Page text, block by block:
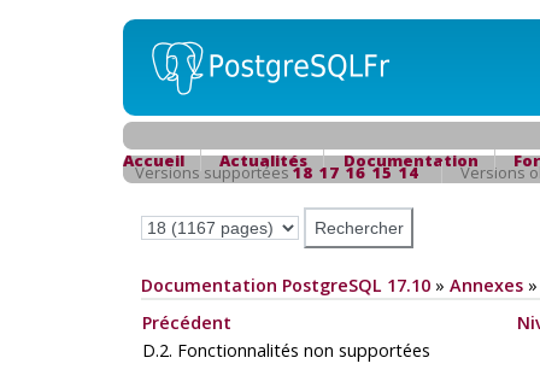
Accueil Actualités Documentation
Versions supportées18 17 16 15 14 Versions
Documentation PostgreSQL 17.10» Annexes
Précédent
D.2. Fonctionnalités non supportées